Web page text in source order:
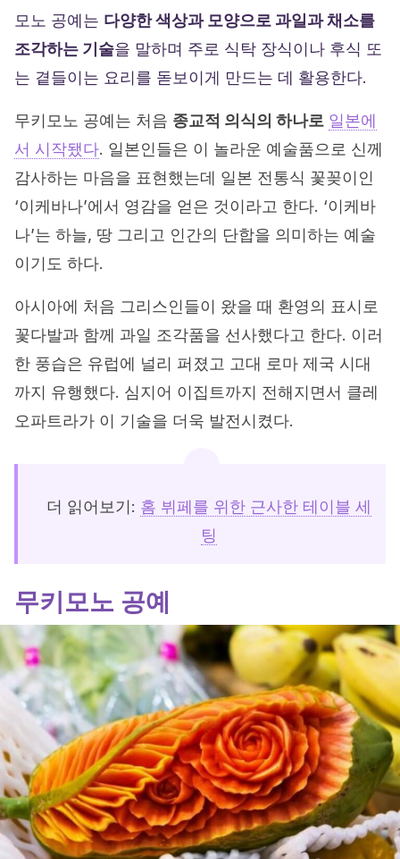
모노 공예는 다양한 색상과 모양으로 과일과 채소를
조각하는 기술을 말하며 주로 식탁 장식이나 후식 또
는 곁들이는 요리를 돋보이게 만드는 데 활용한다.
무키모노 공예는 처음 종교적 의식의 하나로 일본에
서 시작됐다. 일본인들은 이 놀라운 예술품으로 신께
감사하는 마음을 표현했는데 일본 전통식 꽃꽂이인
‘이케바나’에서 영감을 얻은 것이라고 한다. ‘이케바
나’는 하늘, 땅 그리고 인간의 단합을 의미하는 예술
이기도 하다.
아시아에 처음 그리스인들이 왔을 때 환영의 표시로
꽃다발과 함께 과일 조각품을 선사했다고 한다. 이러
한 풍습은 유럽에 널리 퍼졌고 고대 로마 제국 시대
까지 유행했다. 심지어 이집트까지 전해지면서 클레
오파트라가 이 기술을 더욱 발전시켰다.
더 읽어보기: 홈 뷔페를 위한 근사한 테이블 세
팅
무키모노 공예